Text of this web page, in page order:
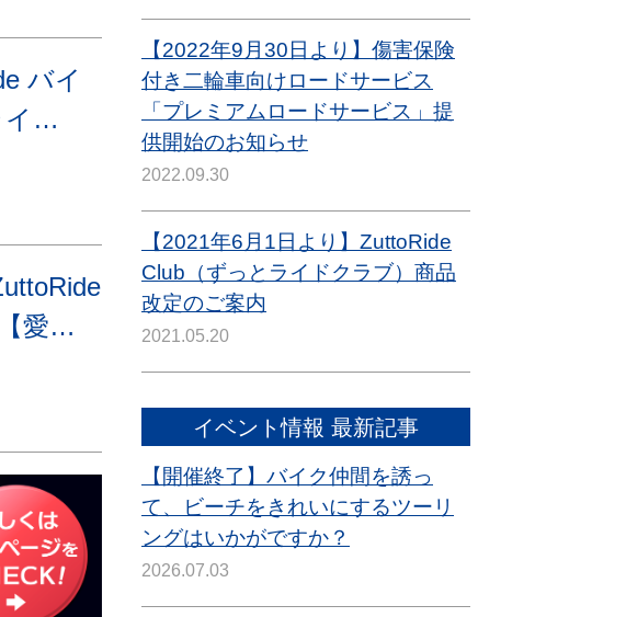
バイ
イ…
愛…
【2022年9月30日より】傷害保険
付き二輪車向けロードサービス
「プレミアムロードサービス」提
供開始のお知らせ
2022.09.30
【2021年6月1日より】ZuttoRide
Club（ずっとライドクラブ）商品
改定のご案内
2021.05.20
イベント情報 最新記事
【開催終了】バイク仲間を誘っ
て、ビーチをきれいにするツーリ
ングはいかがですか？
2026.07.03